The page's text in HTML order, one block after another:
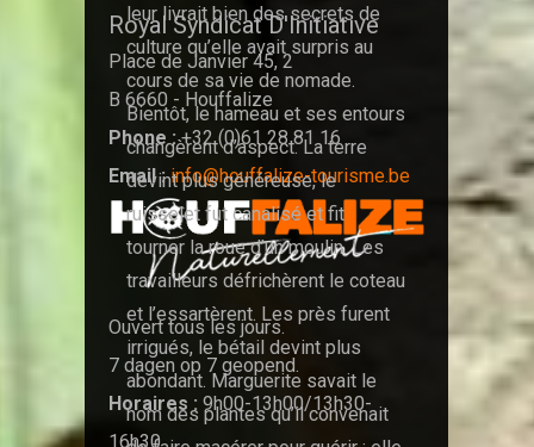
leur livrait bien des secrets de
culture qu’elle avait surpris au
cours de sa vie de nomade.
Bientôt, le hameau et ses entours
changèrent d’aspect. La terre
devint plus généreuse, le
ruisselet fut canalisé et fit
tourner la roue d’un moulin. Les
travailleurs défrichèrent le coteau
et l’essartèrent. Les près furent
irrigués, le bétail devint plus
abondant. Marguerite savait le
nom des plantes qu’il convenait
Royal Syndicat D'Initiative
Place de Janvier 45, 2
B 6660 - Houffalize
Phone :+32 (0)61 28 81 16
Email : info@houffalize-tourisme.be
Ouvert tous les jours.
7 dagen op 7 geopend.
Horaires : 9h00-13h00/13h30-
16h30